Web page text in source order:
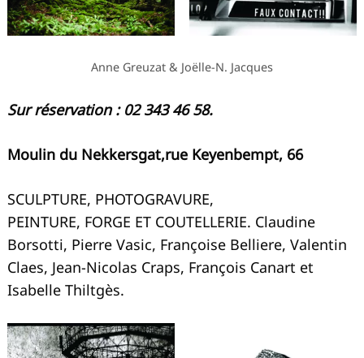
Anne Greuzat & Joëlle-N. Jacques
Sur réservation : 02 343 46 58.
Moulin du Nekkersgat,rue Keyenbempt, 66
SCULPTURE, PHOTOGRAVURE,
PEINTURE, FORGE ET COUTELLERIE. Claudine
Borsotti, Pierre Vasic, Françoise Belliere, Valentin
Claes, Jean-Nicolas Craps, François Canart et
Isabelle Thiltgès.